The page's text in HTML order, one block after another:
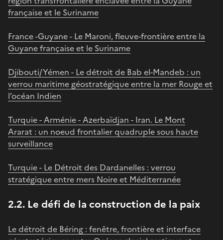
française et le Suriname
France -Guyane - Le Maroni, fleuve-frontière entre la
Guyane française et le Suriname
Djibouti/Yémen - Le détroit de Bab el-Mandeb : un
verrou maritime géostratégique entre la mer Rouge et
l’océan Indien
Turquie - Arménie - Azerbaïdjan - Iran. Le Mont
Ararat : un noeud frontalier quadruple sous haute
surveillance
Turquie - Le Détroit des Dardanelles : verrou
stratégique entre mers Noire et Méditerranée
2.2. Le défi de la construction de la paix
Le détroit de Béring : fenêtre, frontière et interface